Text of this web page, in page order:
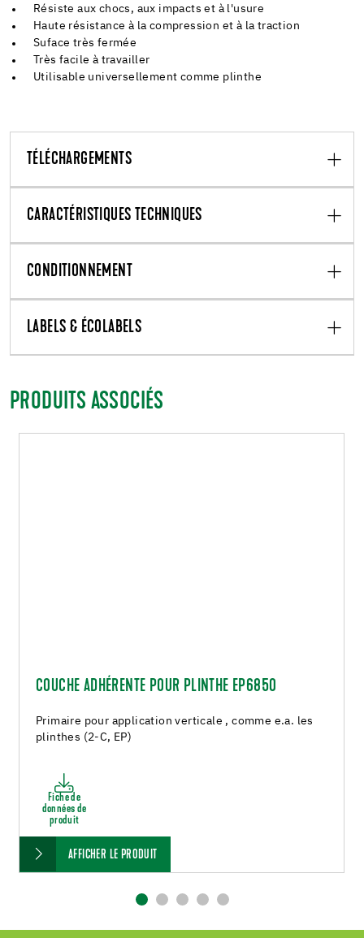
Résiste aux chocs, aux impacts et à l'usure
Haute résistance à la compression et à la traction
Suface très fermée
Très facile à travailler
Utilisable universellement comme plinthe
TÉLÉCHARGEMENTS
CARACTÉRISTIQUES TECHNIQUES
CONDITIONNEMENT
LABELS & ÉCOLABELS
PRODUITS ASSOCIÉS
COUCHE ADHÉRENTE POUR PLINTHE EP6850
Primaire pour application verticale , comme e.a. les
plinthes (2-C, EP)
Fiche de
données de
produit
AFFICHER LE PRODUIT